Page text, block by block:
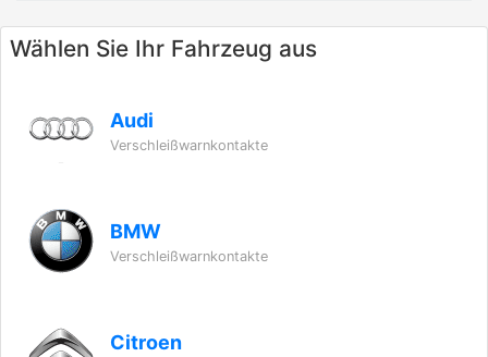
Wählen Sie Ihr Fahrzeug aus
Audi
Verschleißwarnkontakte
BMW
Verschleißwarnkontakte
Citroen